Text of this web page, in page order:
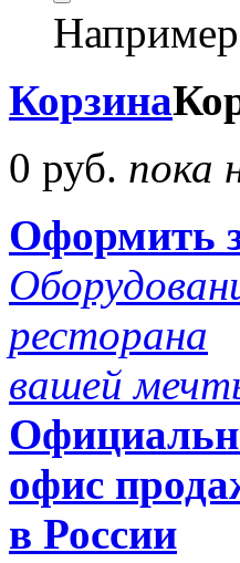
Корзина
0 руб. пока
Оформить
ресторана
вашей
офис
в России